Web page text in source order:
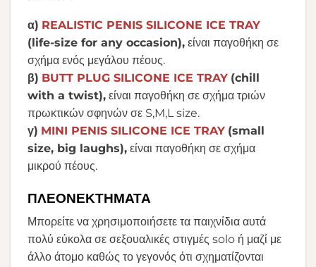
α) REALISTIC PENIS SILICONE ICE TRAY
(life-size for any occasion), είναι παγοθήκη σε
σχήμα ενός μεγάλου πέους.
β) BUTT PLUG SILICONE ICE TRAY (chill
with a twist), είναι παγοθήκη σε σχήμα τριών
πρωκτικών σφηνών σε S,M,L size.
γ) MINI PENIS SILICONE ICE TRAY (small
size, big laughs), είναι παγοθήκη σε σχήμα
μικρού πέους.
ΠΛΕΟΝΕΚΤΗΜΑΤΑ
Μπορείτε να χρησιμοποιήσετε τα παιχνίδια αυτά
πολύ εύκολα σε σεξουαλικές στιγμές solo ή μαζί με
άλλο άτομο καθώς το γεγονός ότι σχηματίζονται